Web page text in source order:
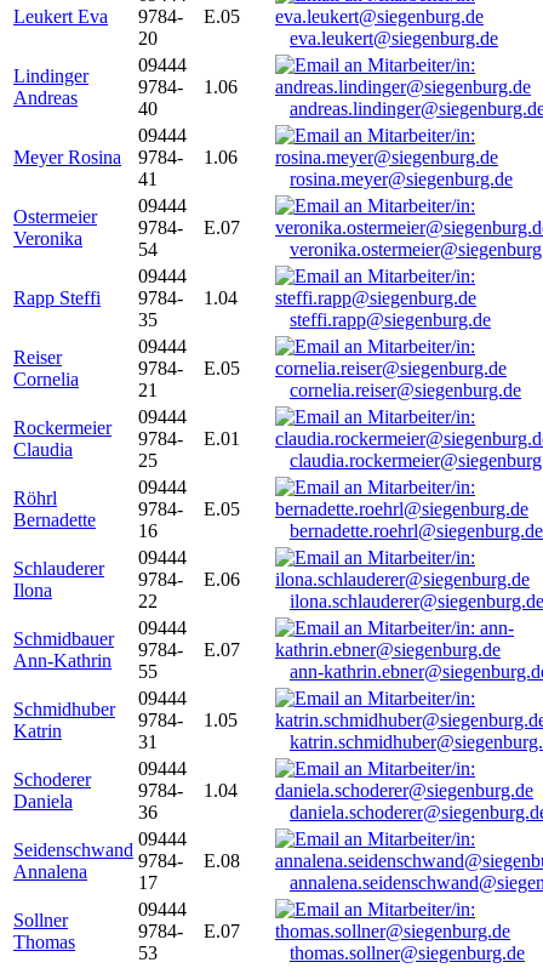
Leukert Eva
9784-
20
E.05
eva.leukert@siegenburg.de
Lindinger
Andreas
09444
9784-
40
1.06
Meyer Rosina
09444
9784-
41
1.06
rosina.meyer@siegenburg.de
Ostermeier
Veronika
09444
9784-
54
E.07
Rapp Steffi
09444
9784-
35
1.04
steffi.rapp@siegenburg.de
Reiser
Cornelia
09444
9784-
21
E.05
cornelia.reiser@siegenburg.de
Rockermeier
Claudia
09444
9784-
25
E.01
Röhrl
Bernadette
09444
9784-
16
E.05
bernadette.roehrl@siegenburg.de
Schlauderer
Ilona
09444
9784-
22
E.06
ilona.schlauderer@siegenburg.de
Schmidbauer
Ann-Kathrin
09444
9784-
55
E.07
ann-
Schmidhuber
Katrin
09444
9784-
31
1.05
Schoderer
Daniela
09444
9784-
36
1.04
Seidenschwand
Annalena
09444
9784-
17
E.08
Sollner
Thomas
09444
9784-
53
E.07
thomas.sollner@siegenburg.de